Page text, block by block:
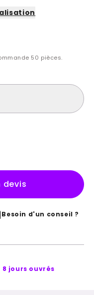
50 pièces.
devis
Besoin d'un conseil ?
8 jours ouvrés